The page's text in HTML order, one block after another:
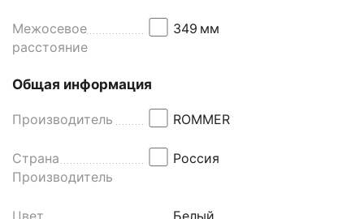
Межосевое
расстояние
349 мм
Общая информация
Производитель ROMMER
Страна
Производитель
Россия
Цвет Белый